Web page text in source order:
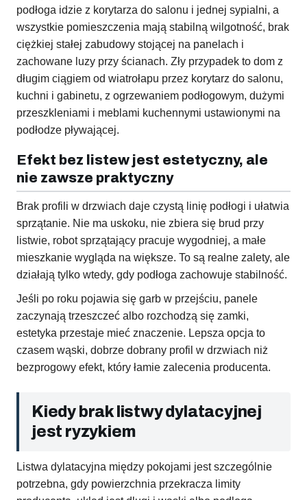
podłoga idzie z korytarza do salonu i jednej sypialni, a
wszystkie pomieszczenia mają stabilną wilgotność, brak
ciężkiej stałej zabudowy stojącej na panelach i
zachowane luzy przy ścianach. Zły przypadek to dom z
długim ciągiem od wiatrołapu przez korytarz do salonu,
kuchni i gabinetu, z ogrzewaniem podłogowym, dużymi
przeszkleniami i meblami kuchennymi ustawionymi na
podłodze pływającej.
Efekt bez listew jest estetyczny, ale
nie zawsze praktyczny
Brak profili w drzwiach daje czystą linię podłogi i ułatwia
sprzątanie. Nie ma uskoku, nie zbiera się brud przy
listwie, robot sprzątający pracuje wygodniej, a małe
mieszkanie wygląda na większe. To są realne zalety, ale
działają tylko wtedy, gdy podłoga zachowuje stabilność.
Jeśli po roku pojawia się garb w przejściu, panele
zaczynają trzeszczeć albo rozchodzą się zamki,
estetyka przestaje mieć znaczenie. Lepsza opcja to
czasem wąski, dobrze dobrany profil w drzwiach niż
bezprogowy efekt, który łamie zalecenia producenta.
Kiedy brak listwy dylatacyjnej
jest ryzykiem
Listwa dylatacyjna między pokojami jest szczególnie
potrzebna, gdy powierzchnia przekracza limity